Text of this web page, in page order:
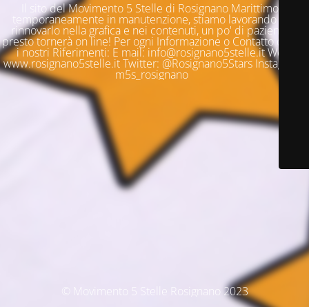
Il sito del Movimento 5 Stelle di Rosignano Marittimo è
temporaneamente in manutenzione, stiamo lavorando per
rinnovarlo nella grafica e nei contenuti, un po' di pazienza e
presto tornerà on line! Per ogni Informazione o Contatto questi
i nostri Riferimenti: E mail: info@rosignano5stelle.it Web:
www.rosignano5stelle.it Twitter: @Rosignano5Stars Instagram:
m5s_rosignano
© Movimento 5 Stelle Rosignano 2023